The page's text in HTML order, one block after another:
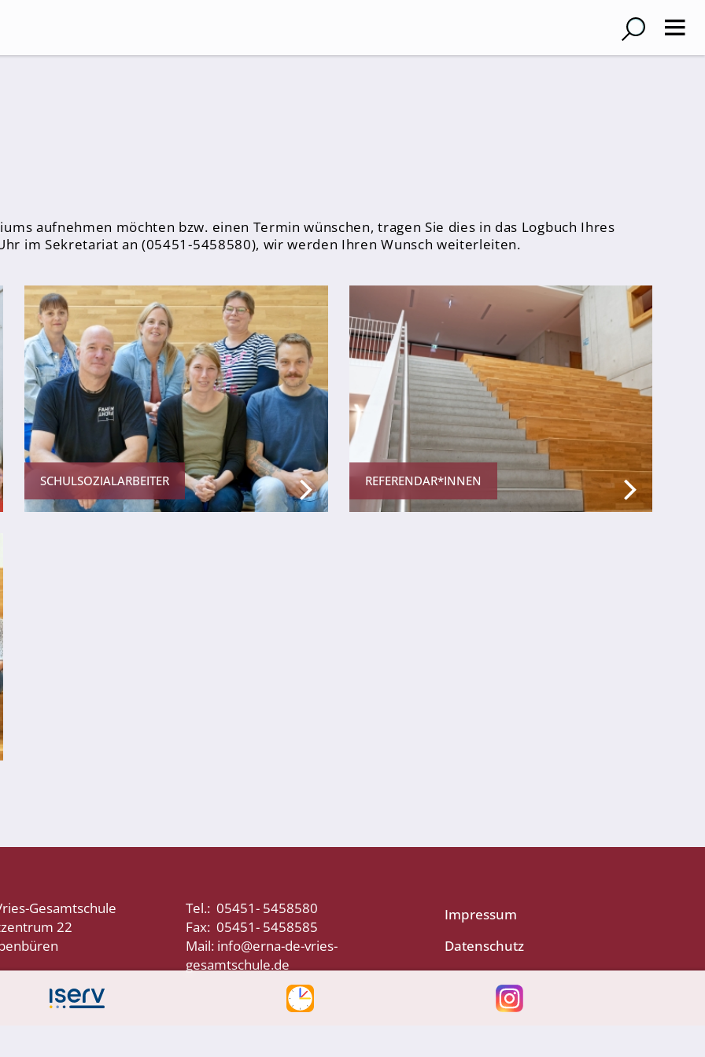
aufnehmen möchten bzw. einen Termin wünschen, tragen Sie dies in das Logbuch Ihres
im Sekretariat an (05451-5458580), wir werden Ihren Wunsch weiterleiten.
SCHULSOZIALARBEITER REFERENDAR*INNEN
Gesamtschule
22
Tel.: 05451- 5458580
Fax: 05451- 5458585
Mail: info@erna-de-vries-
gesamtschule.de
Impressum
Datenschutz